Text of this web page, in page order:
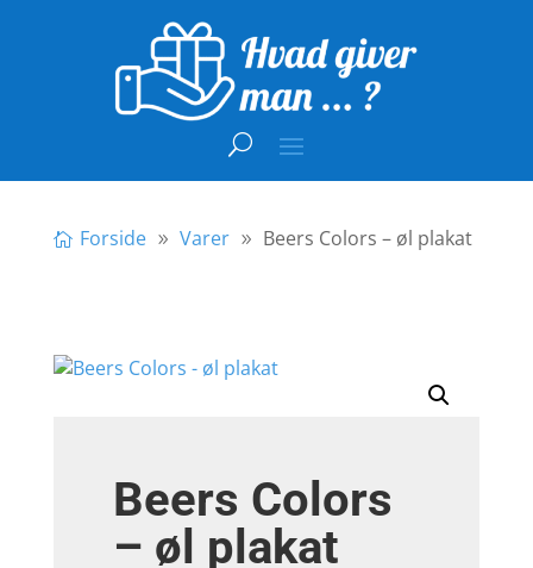
Forside Varer Beers Colors – øl plakat
Beers Colors
– øl plakat